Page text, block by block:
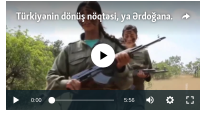
Türkiyənin dönüş nöqtəsi, ya Ərdoğana üçüncü şans: PKK ilə qəfil barışıq nə deməkdir?
No media source currently available
0:00 5:56